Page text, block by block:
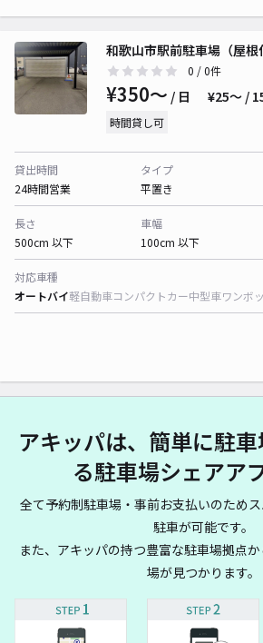
和歌山市駅前駐車場（屋根
0 / 0件
¥350〜 / 日 ¥25〜 /
時間貸し可
貸出時間
24時間営業
タイプ
平置き
長さ
500cm 以下
車幅
100cm 以下
対応車種
オートバイ軽自動車コンパクトカー中型車ワンボ
アキッパは、簡単に駐
る駐車場シェアア
全て予約制駐車場・事前お支払いのため
駐車が可能です。
また、アキッパの持つ豊富な駐車場拠点
場が見つかります。